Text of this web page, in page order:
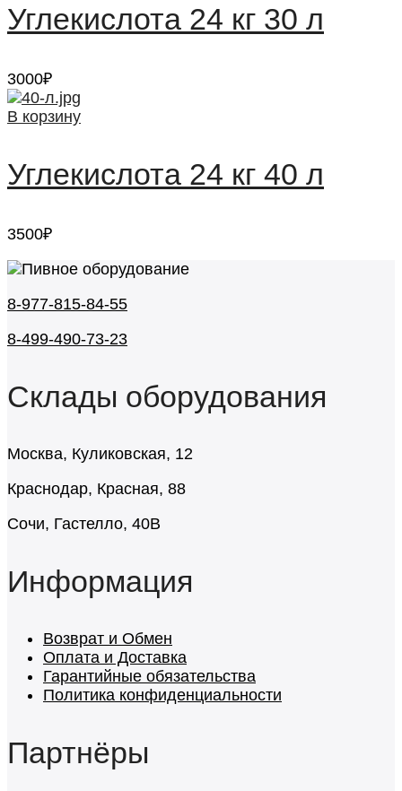
Углекислота 24 кг 30 л
3000₽
В корзину
Углекислота 24 кг 40 л
3500₽
8-977-815-84-55
8-499-490-73-23
Склады оборудования
Москва, Куликовская, 12
Краснодар, Красная, 88
Сочи, Гастелло, 40В
Информация
Возврат и Обмен
Оплата и Доставка
Гарантийные обязательства
Политика конфиденциальности
Партнёры